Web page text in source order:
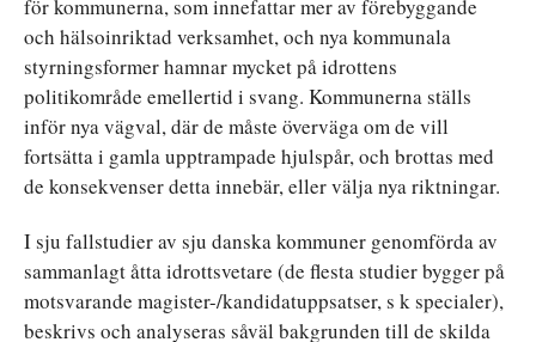
för kommunerna, som innefattar mer av förebyggande
och hälsoinriktad verksamhet, och nya kommunala
styrningsformer hamnar mycket på idrottens
politikområde emellertid i svang. Kommunerna ställs
inför nya vägval, där de måste överväga om de vill
fortsätta i gamla upptrampade hjulspår, och brottas med
de konsekvenser detta innebär, eller välja nya riktningar.
I sju fallstudier av sju danska kommuner genomförda av
sammanlagt åtta idrottsvetare (de flesta studier bygger på
motsvarande magister-/kandidatuppsatser, s k specialer),
beskrivs och analyseras såväl bakgrunden till de skilda